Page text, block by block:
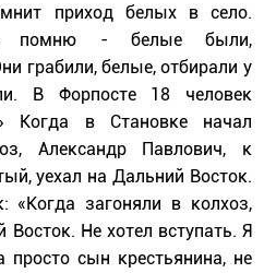
приход белых в село.
помню - белые были,
грабили, белые, отбирали у
В Форпосте 18 человек
Когда в Становке начал
Александр Павлович, к
уехал на Дальний Восток.
«Когда загоняли в колхоз,
Не хотел вступать. Я
сын крестьянина, не